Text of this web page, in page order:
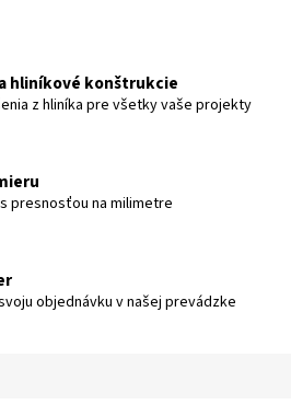
hliníkové konštrukcie
z hliníka pre všetky vaše projekty
presnosťou na milimetre
objednávku v našej prevádzke